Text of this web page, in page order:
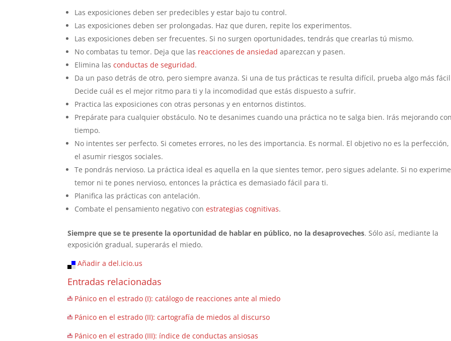
Las exposiciones deben ser predecibles y estar bajo tu control.
Las exposiciones deben ser prolongadas. Haz que duren, repite los experimentos.
Las exposiciones deben ser frecuentes. Si no surgen oportunidades, tendrás que crearlas tú mismo.
No combatas tu temor. Deja que las reacciones de ansiedad aparezcan y pasen.
Elimina lasconductas de seguridad.
Da un paso detrás de otro, pero siempre avanza. Si una de tus prácticas te resulta difícil, prueba algo más
Decide cuál es el mejor ritmo para ti y la incomodidad que estás dispuesto a sufrir.
Practica las exposiciones con otras personas y en entornos distintos.
Prepárate para cualquier obstáculo. No te desanimes cuando una práctica no te salga bien. Irás mejorando
tiempo.
No intentes ser perfecto. Si cometes errores, no les des importancia. Es normal. El objetivo no es la
el asumir riesgos sociales.
Te pondrás nervioso. La práctica ideal es aquella en la que sientes temor, pero sigues adelante. Si no
temor ni te pones nervioso, entonces la práctica es demasiado fácil para ti.
Planifica las prácticas con antelación.
Combate el pensamiento negativo conestrategias cognitivas.
Siempre que se te presente la oportunidad de hablar en público, no la desaproveches. Sólo así, mediante la
exposición gradual, superarás el miedo.
Añadir a del.icio.us
Entradas relacionadas
Pánico en el estrado (I): catálogo de reacciones ante al miedo
Pánico en el estrado (II): cartografía de miedos al discurso
Pánico en el estrado (III): índice de conductas ansiosas